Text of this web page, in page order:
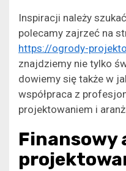
Inspiracji należy
polecamy zajrzeć na
https://ogrody-
znajdziemy nie tylko
dowiemy się także w
współpraca z
projektowaniem i
Finansowy